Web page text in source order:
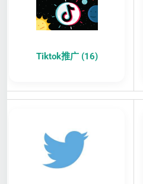
Tiktok推广 (16)